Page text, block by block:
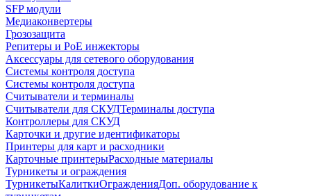
SFP модули
Медиаконвертеры
Грозозащита
Репитеры и PoE инжекторы
Аксессуары для сетевого оборудования
Системы контроля доступа
Системы контроля доступа
Считыватели и терминалы
Считыватели для СКУДТерминалы доступа
Контроллеры для СКУД
Карточки и другие идентификаторы
Принтеры для карт и расходники
Карточные принтерыРасходные материалы
Турникеты и ограждения
ТурникетыКалиткиОгражденияДоп. оборудование к